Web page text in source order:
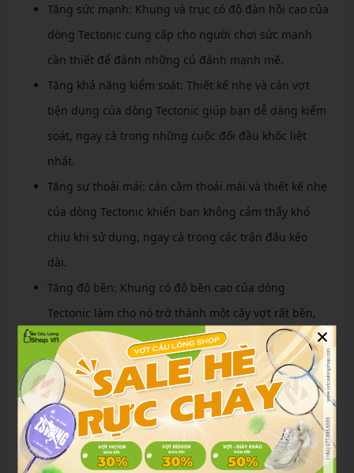
Tăng sức mạnh: Khung và trục có độ đàn hồi cao của
dòng Tectonic cung cấp cho người chơi sức mạnh
cần thiết để đánh những cú đánh mạnh mẽ.
Tăng khả năng kiểm soát: Thiết kế nhẹ và cán vợt
tiện dụng của dòng Tectonic giúp bạn dễ dàng kiểm
soát, ngay cả trong những cuộc đối đầu khốc liệt
nhất.
Tăng sự thoải mái: cán cầm thoải mái và thiết kế nhẹ
của dòng Tectonic khiến bạn không cảm thấy khó
chịu khi sử dụng, ngay cả trong các trận đấu kéo
dài.
Tăng độ bền: Khung có độ bền cao của dòng
Tectonic làm cho nó trở thành một cây vợt rất bền,
ngay cả khi bạn liên tục thực hiện những cú đánh
hết lực.
Top 5 vợt cầu lông chất lượng của dòng Lining
Tectonic
Vợt cầu lông Lining Tectonic 9
×